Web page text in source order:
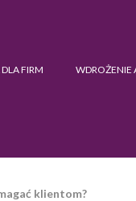
FIRM WDROŻENIE
klientom?